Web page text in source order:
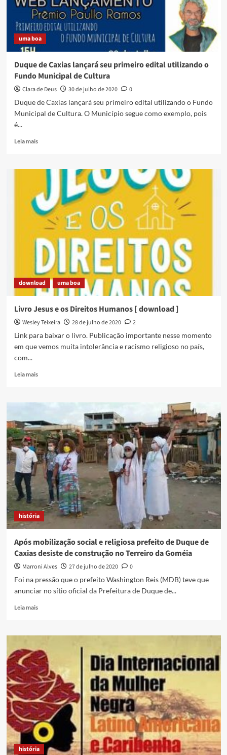
uma boa
Duque de Caxias lançará seu primeiro edital utilizando o
Fundo Municipal de Cultura
Clara de Deus 30 de julho de 2020
0
Duque de Caxias lançará seu primeiro edital utilizando o Fundo
Municipal de Cultura. O Município segue como exemplo, pois
é...
Leia maisRead
Duque
Caxias
lançará
seu
primeiro
edital
utilizando
Fundo
Municipal
de
Cultura
download uma boa
Livro Jesus e os Direitos Humanos [ download ]
Wesley Teixeira 28 de julho de 2020
2
Link para baixar o livro. Publicação importante nesse momento
em que vemos muita intolerância e racismo religioso no país,
com...
Leia maisRead
Livro
e
os
Direitos
Humanos
[
download
história
Após mobilização social e religiosa prefeito de Duque de
Caxias desiste de construção no Terreiro da Goméia
Marroni Alves 27 de julho de 2020
0
Foi na pressão que o prefeito Washington Reis (MDB) teve que
anunciar no sítio oficial da Prefeitura de Duque de...
Leia maisRead
Após
social
e
religiosa
prefeito
de
Duque
de
Caxias
desiste
de
construção
história